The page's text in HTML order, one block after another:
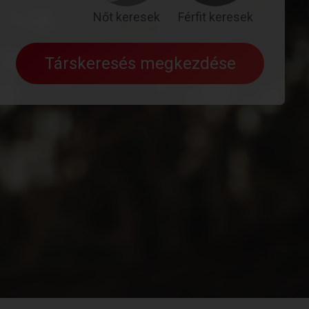
Nőt keresek Férfit keresek
Társkeresés megkezdése